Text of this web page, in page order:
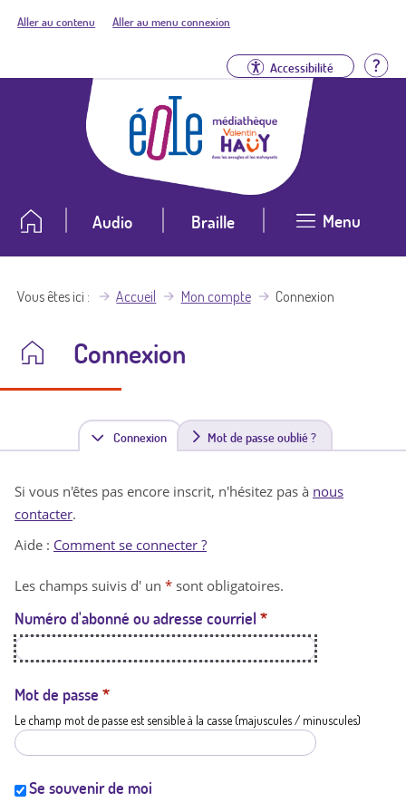
Aller au contenu Aller au menu connexion
Accessibilité
Audio Braille Menu
Vous êtes ici Accueil Mon compte Connexion
Connexion
Connexion(
n
t
a
t
i
Mot de passe oublié ?
Si vous n'êtes pas encore inscrit, n'hésitez pas à nous
contacter.
Aide : Comment se connecter ?
Les champs suivis d' un * sont obligatoires.
Numéro d'abonné ou adresse courriel *
Mot de passe *
Le champ mot de passe est sensible à la casse (majuscules / minuscules)
Se souvenir de moi